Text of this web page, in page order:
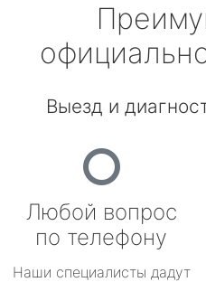
Выезд и
Любой вопрос
по телефону
Наши специалисты дадут